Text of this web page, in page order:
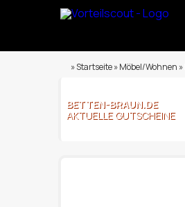
» Startseite » Möbel/Wohnen »
BETTEN-BRAUN.DE
AKTUELLE GUTSCHEINE